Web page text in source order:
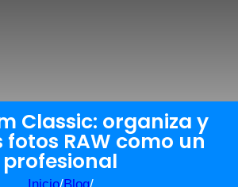
Classic: organiza y
RAW como un
profesional